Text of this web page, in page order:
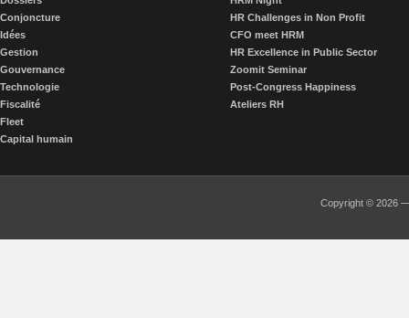
Conjoncture
Idées
Gestion
Gouvernance
Technologie
Fiscalité
Fleet
Capital humain
HR Challenges in Non Profit
CFO meet HRM
HR Excellence in Public Sector
Zoomit Seminar
Post-Congress Happiness
Ateliers RH
Copyright © 2026